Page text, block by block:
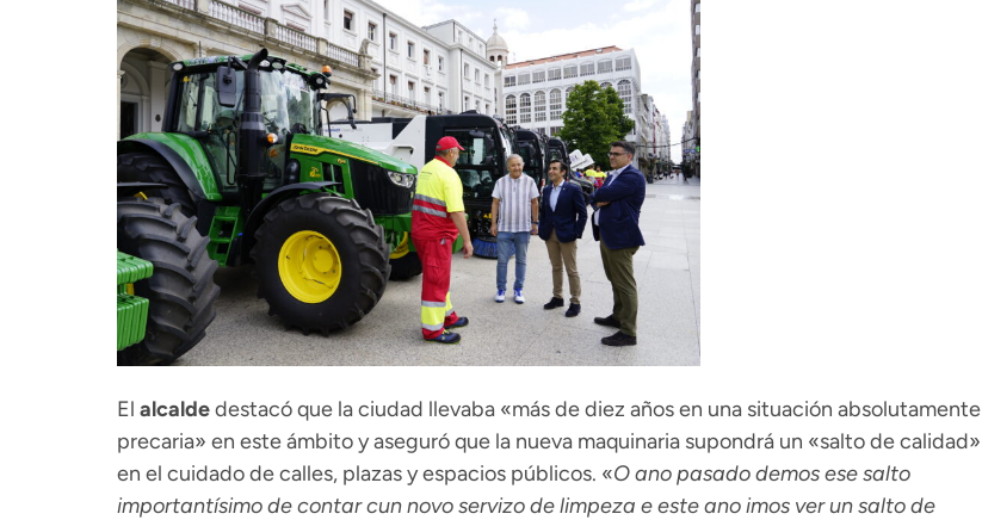
El alcaldedestacó que la ciudad llevaba «más de diez años en una situación absolutamente
precaria» en este ámbito y aseguró que la nueva maquinaria supondrá un «salto de calidad»
en el cuidado de calles, plazas y espacios públicos. «O ano pasado demos ese salto
importantísimo de contar cun novo servizo de limpeza e este ano imos ver un salto de